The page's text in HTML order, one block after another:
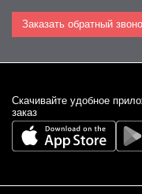
Заказать обратный
Cкачивайте удобное
заказ